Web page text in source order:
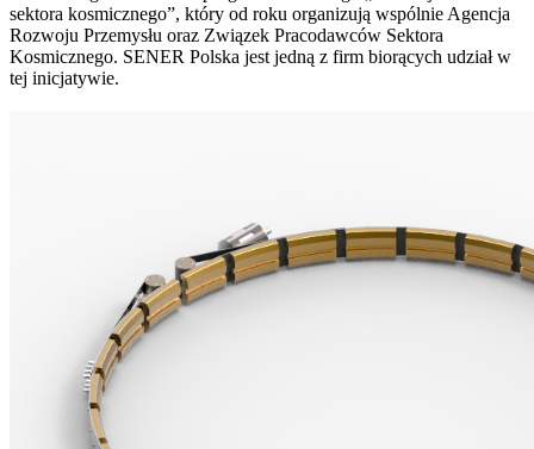
sektora kosmicznego”, który od roku organizują wspólnie Agencja
Rozwoju Przemysłu oraz Związek Pracodawców Sektora
Kosmicznego. SENER Polska jest jedną z firm biorących udział w
tej inicjatywie.